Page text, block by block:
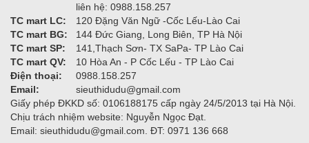
liên hệ: 0988.158.257
TC mart LC:
120 Đặng Văn Ngữ -Cốc Lếu-Lào Cai
TC mart BG:
144 Đức Giang, Long Biên, TP Hà Nội
TC mart SP:
141,Thạch Sơn- TX SaPa- TP Lào Cai
TC mart QV:
10 Hòa An - P Cốc Lếu - TP Lào Cai
Điện thoại:
0988.158.257
Email:
sieuthidudu@gmail.com
Giấy phép ĐKKD số: 0106188175 cấp ngày 24/5/2013 tại Hà Nội.
Chịu trách nhiệm website: Nguyễn Ngọc Đạt.
Email: sieuthidudu@gmail.com. ĐT: 0971 136 668